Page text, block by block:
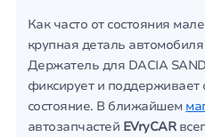
Как часто от состояния
крупная деталь
Держатель для DACIA
фиксирует и поддерживает
состояние. В ближайшем
автозапчастей EVryCAR